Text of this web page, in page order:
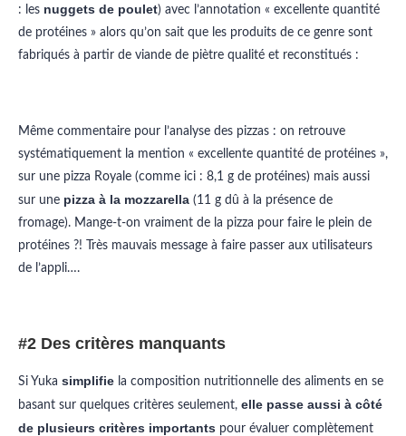
: les nuggets de poulet) avec l’annotation « excellente quantité
de protéines » alors qu’on sait que les produits de ce genre sont
fabriqués à partir de viande de piètre qualité et reconstitués :
Même commentaire pour l’analyse des pizzas : on retrouve
systématiquement la mention « excellente quantité de protéines »,
sur une pizza Royale (comme ici : 8,1 g de protéines) mais aussi
sur une pizza à la mozzarella (11 g dû à la présence de
fromage). Mange-t-on vraiment de la pizza pour faire le plein de
protéines ?! Très mauvais message à faire passer aux utilisateurs
de l’appli….
#2 Des critères manquants
Si Yuka simplifie la composition nutritionnelle des aliments en se
basant sur quelques critères seulement, elle passe aussi à côté
de plusieurs critères importants pour évaluer complètement